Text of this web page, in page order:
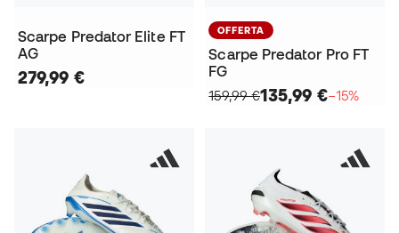
Scarpe Predator Elite FT
AG
279,99 €
OFFERTA
Scarpe Predator Pro FT
FG
159,99 €135,99 €−15%